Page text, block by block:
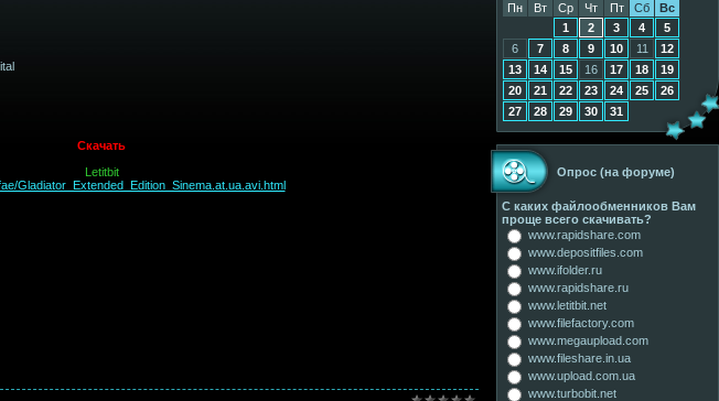
Скачать
Letitbit
Gladiator_Extended_Edition_Sinema.at.ua.avi.html
Пн
Вт Ср Чт Пт Сб
Вс
1
2 3 4
5
6
7 8 9 10 11
12
13
14 15 16 17 18
19
20
21 22 23 24 25
26
27
28 29 30 31
Опрос (на форуме)
С каких файлообменников Вам
проще всего скачивать?
www.rapidshare.com
www.depositfiles.com
www.ifolder.ru
www.rapidshare.ru
www.letitbit.net
www.filefactory.com
www.megaupload.com
www.fileshare.in.ua
www.upload.com.ua
www.turbobit.net